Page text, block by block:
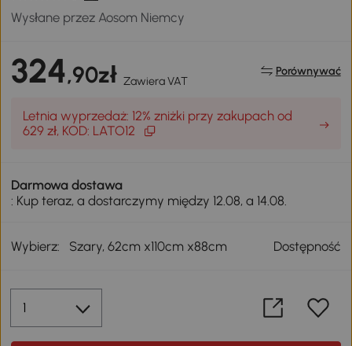
Wysłane przez Aosom Niemcy
324,90zł Zawiera VAT
Porównywać
Letnia wyprzedaż: 12% zniżki przy zakupach od
629 zł, KOD: LATO12
Darmowa dostawa
: Kup teraz, a dostarczymy między 12.08, a 14.08.
Wybierz: Szary, 62cm x110cm x88cm Dostępność